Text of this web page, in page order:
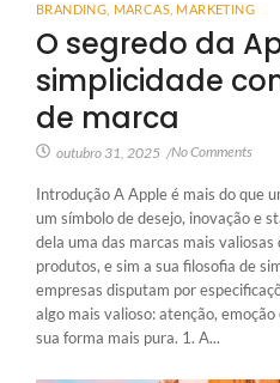
BRANDING MARCAS MARKETING
O segredo da
simplicidade
de marca
outubro 31, 2025 /No Comments
Introdução A Apple é mais do que
um símbolo de desejo, inovação e
dela uma das marcas mais valiosas
produtos, e sim a sua filosofia de
empresas disputam por
algo mais valioso: atenção,
sua forma mais pura. 1. A...